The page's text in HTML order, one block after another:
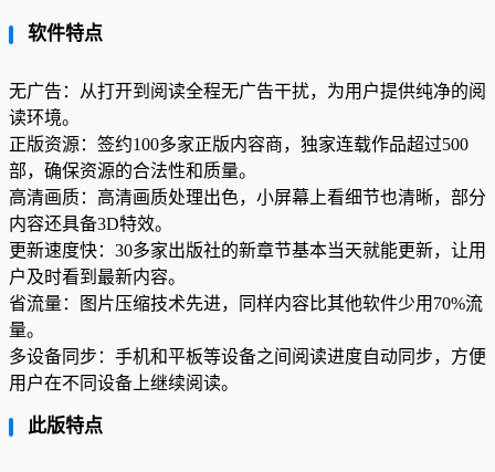
软件特点
无广告：从打开到阅读全程无广告干扰，为用户提供纯净的阅
读环境。
正版资源：签约100多家正版内容商，独家连载作品超过500
部，确保资源的合法性和质量。
高清画质：高清画质处理出色，小屏幕上看细节也清晰，部分
内容还具备3D特效。
更新速度快：30多家出版社的新章节基本当天就能更新，让用
户及时看到最新内容。
省流量：图片压缩技术先进，同样内容比其他软件少用70%流
量。
多设备同步：手机和平板等设备之间阅读进度自动同步，方便
用户在不同设备上继续阅读。
此版特点